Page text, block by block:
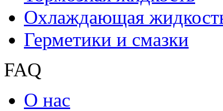
Охлаждающая
Герметики и смазки
FAQ
О нас